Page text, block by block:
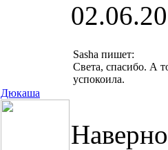
Дюкаша
Sasha пишет:
Света, спасибо. А
успокоила.